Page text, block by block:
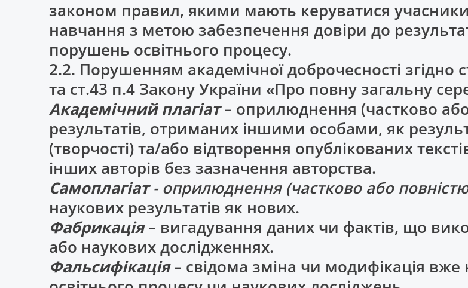
законом правил, якими мають керуватися учасники
навчання з метою забезпечення довіри до
порушень освітнього процесу.
2.2. Порушенням академічної доброчесності згідно
та ст.43 п.4 Закону України «Про повну загальну
Академічний плагіат– оприлюднення (частково
результатів, отриманих іншими особами, як
(творчості) та/або відтворення опублікованих
інших авторів без зазначення авторства.
Самоплагіат- оприлюднення (частково або
наукових результатів як нових.
Фабрикація– вигадування даних чи фактів, що
або наукових дослідженнях.
Фальсифікація– свідома зміна чи модифікація